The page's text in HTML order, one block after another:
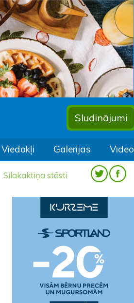
Sludinājumi
Viedokļi Galerijas Video
Silakaktiņa stāsti